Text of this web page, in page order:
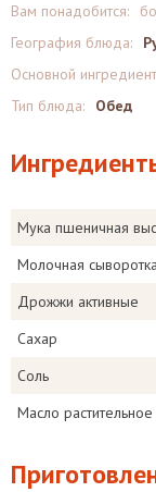
Вам понадобится:
География блюда:
Основной
Тип блюда:
Обед
Мука пшеничная
Молочная сыворотка
Дрожжи активные
Сахар
Соль
Масло растительное